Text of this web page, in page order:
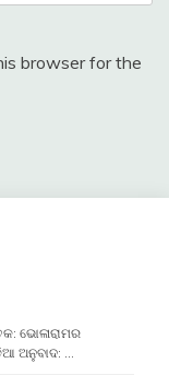
browser for the
ଭୋଳାରାମର
ଅନୁବାଦ: …